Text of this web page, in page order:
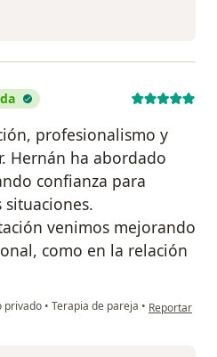
profesionalismo y
Hernán ha abordado
confianza para
venimos mejorando
como en la relación
privado • Terapia de pareja • en opinión
Reportar